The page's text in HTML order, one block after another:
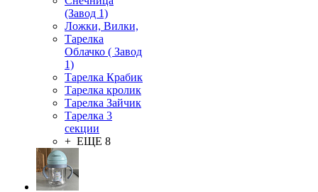
(Завод 1)
Ложки, Вилки,
Тарелка
Облачко ( Завод
1)
Тарелка Крабик
Тарелка кролик
Тарелка Зайчик
Тарелка 3
секции
+ ЕЩЕ 8